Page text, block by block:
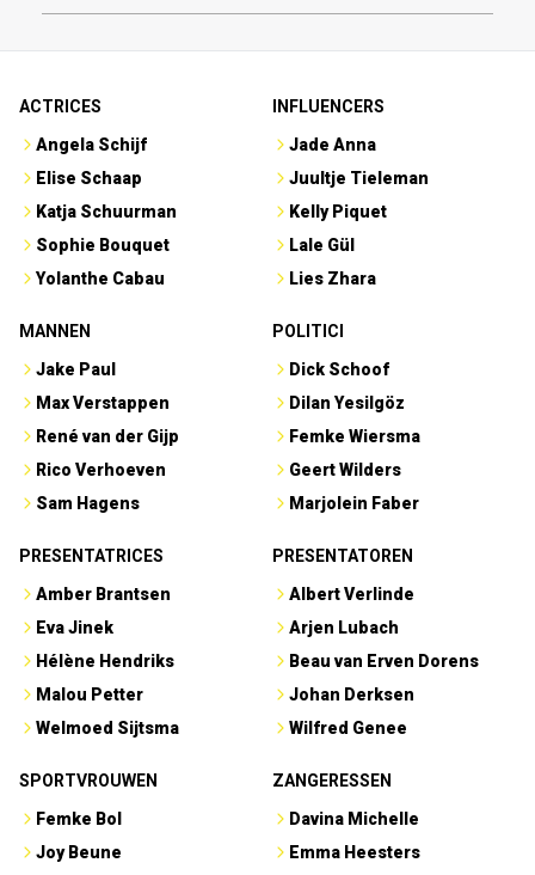
ACTRICES
Angela Schijf
Elise Schaap
Katja Schuurman
Sophie Bouquet
Yolanthe Cabau
INFLUENCERS
Jade Anna
Juultje Tieleman
Kelly Piquet
Lale Gül
Lies Zhara
MANNEN
Jake Paul
Max Verstappen
René van der Gijp
Rico Verhoeven
Sam Hagens
POLITICI
Dick Schoof
Dilan Yesilgöz
Femke Wiersma
Geert Wilders
Marjolein Faber
PRESENTATRICES
Amber Brantsen
Eva Jinek
Hélène Hendriks
Malou Petter
Welmoed Sijtsma
PRESENTATOREN
Albert Verlinde
Arjen Lubach
Beau van Erven Dorens
Johan Derksen
Wilfred Genee
SPORTVROUWEN
Femke Bol
Joy Beune
ZANGERESSEN
Davina Michelle
Emma Heesters